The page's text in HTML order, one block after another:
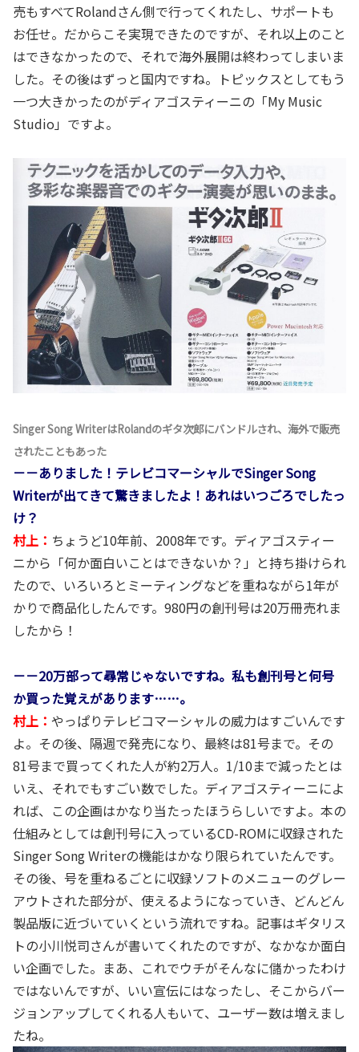
売もすべてRolandさん側で行ってくれたし、サポートも
お任せ。だからこそ実現できたのですが、それ以上のこと
はできなかったので、それで海外展開は終わってしまいま
した。その後はずっと国内ですね。トピックスとしてもう
一つ大きかったのがディアゴスティーニの「My Music
Studio」ですよ。
Singer Song WriterはRolandのギタ次郎にバンドルされ、海外で販売
されたこともあった
－－ありました！テレビコマーシャルでSinger Song
Writerが出てきて驚きましたよ！あれはいつごろでしたっ
け？
村上： ちょうど10年前、2008年です。ディアゴスティー
ニから「何か面白いことはできないか？」と持ち掛けられ
たので、いろいろとミーティングなどを重ねながら1年が
かりで商品化したんです。980円の創刊号は20万冊売れま
したから！
－－20万部って尋常じゃないですね。私も創刊号と何号
か買った覚えがあります……。
村上： やっぱりテレビコマーシャルの威力はすごいんです
よ。その後、隔週で発売になり、最終は81号まで。その
81号まで買ってくれた人が約2万人。1/10まで減ったとは
いえ、それでもすごい数でした。ディアゴスティーニによ
れば、この企画はかなり当たったほうらしいですよ。本の
仕組みとしては創刊号に入っているCD-ROMに収録された
Singer Song Writerの機能はかなり限られていたんです。
その後、号を重ねるごとに収録ソフトのメニューのグレー
アウトされた部分が、使えるようになっていき、どんどん
製品版に近づいていくという流れですね。記事はギタリス
トの小川悦司さんが書いてくれたのですが、なかなか面白
い企画でした。まあ、これでウチがそんなに儲かったわけ
ではないんですが、いい宣伝にはなったし、そこからバー
ジョンアップしてくれる人もいて、ユーザー数は増えまし
たね。